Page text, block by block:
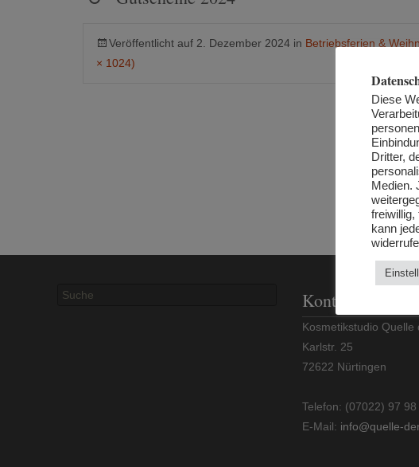
Veröffentlicht auf 2. Dezember 2024 in Betriebsferien &
× 1024)
nach:
Kontakt
Kosmetikstudio Quelle
Karlstr. 25
72622 Nürtingen
Telefon: (07022) 97 98
E-Mail: info@quelle-
Diese
Dritter,
Medien.
freiwillig,
kann